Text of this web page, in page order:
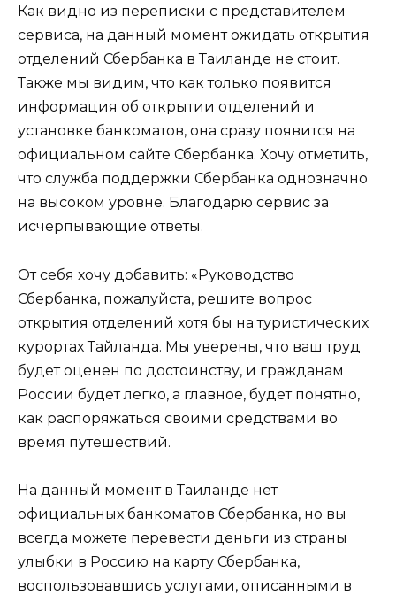
Как видно из переписки с представителем
сервиса, на данный момент ожидать открытия
отделений Сбербанка в Таиланде не стоит.
Также мы видим, что как только появится
информация об открытии отделений и
установке банкоматов, она сразу появится на
официальном сайте Сбербанка. Хочу отметить,
что служба поддержки Сбербанка однозначно
на высоком уровне. Благодарю сервис за
исчерпывающие ответы.
От себя хочу добавить: «Руководство
Сбербанка, пожалуйста, решите вопрос
открытия отделений хотя бы на туристических
курортах Тайланда. Мы уверены, что ваш труд
будет оценен по достоинству, и гражданам
России будет легко, а главное, будет понятно,
как распоряжаться своими средствами во
время путешествий.
На данный момент в Таиланде нет
официальных банкоматов Сбербанка, но вы
всегда можете перевести деньги из страны
улыбки в Россию на карту Сбербанка,
воспользовавшись услугами, описанными в